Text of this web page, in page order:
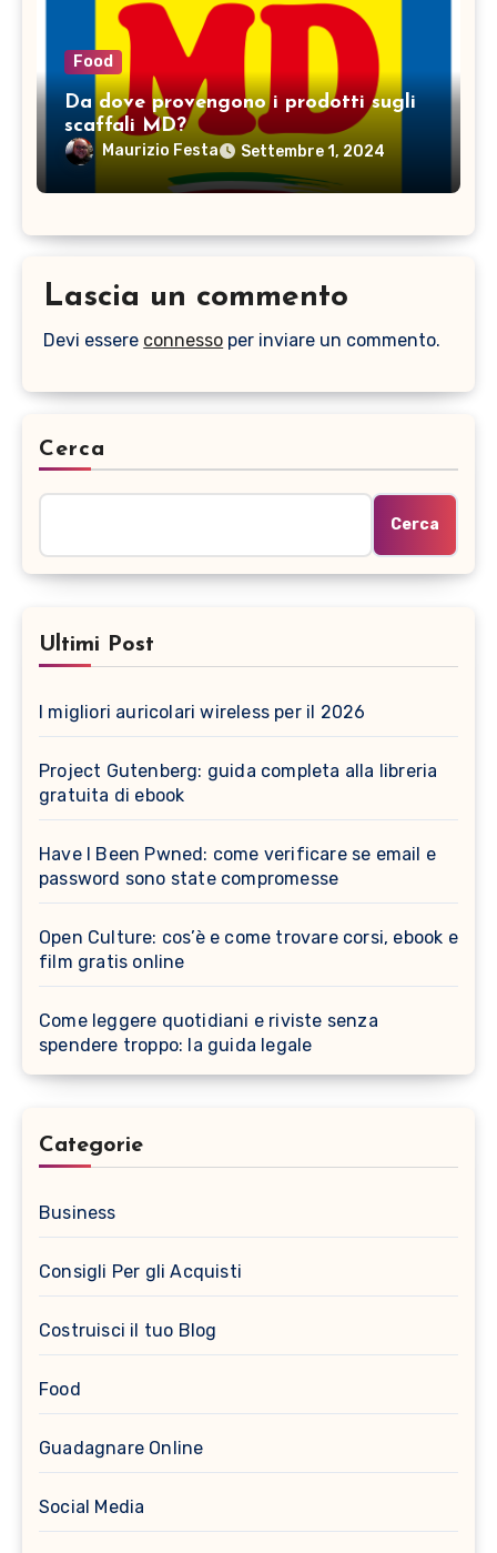
Food
Da dove provengono i prodotti sugli
scaffali MD?
Maurizio Festa Settembre 1, 2024
Lascia un commento
Devi essere connesso per inviare un commento.
Cerca
Cerca
Ultimi Post
I migliori auricolari wireless per il 2026
Project Gutenberg: guida completa alla libreria
gratuita di ebook
Have I Been Pwned: come verificare se email e
password sono state compromesse
Open Culture: cos’è e come trovare corsi, ebook e
film gratis online
Come leggere quotidiani e riviste senza
spendere troppo: la guida legale
Categorie
Business
Consigli Per gli Acquisti
Costruisci il tuo Blog
Food
Guadagnare Online
Social Media